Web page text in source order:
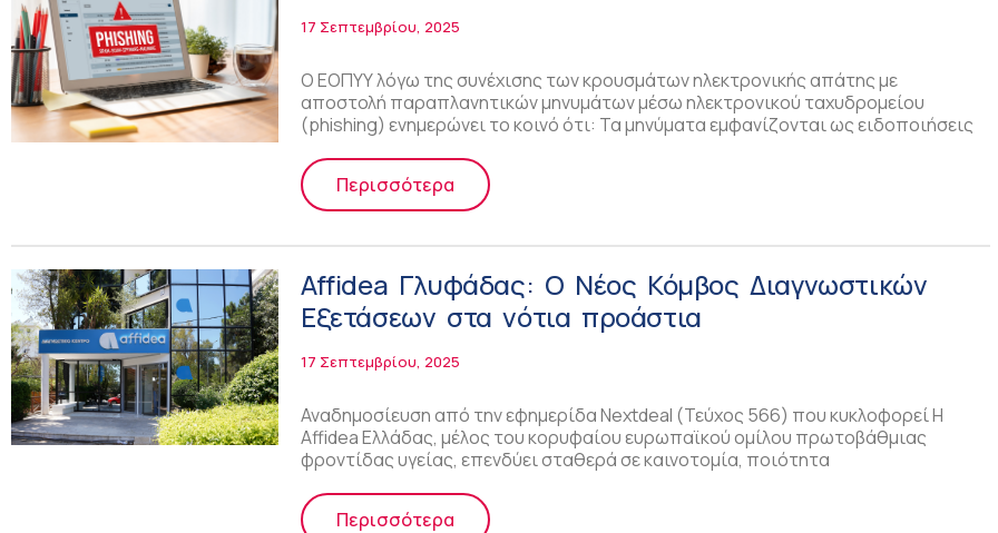
17 Σεπτεμβρίου, 2025
Ο ΕΟΠΥΥ λόγω της συνέχισης των κρουσμάτων ηλεκτρονικής απάτης με
αποστολή παραπλανητικών μηνυμάτων μέσω ηλεκτρονικού ταχυδρομείου
(phishing) ενημερώνει το κοινό ότι: Τα μηνύματα εμφανίζονται ως ειδοποιήσεις
Περισσότερα
Affidea Γλυφάδας: Ο Νέος Κόμβος Διαγνωστικών
Εξετάσεων στα νότια προάστια
17 Σεπτεμβρίου, 2025
Αναδημοσίευση από την εφημερίδα Nextdeal (Τεύχος 566) που κυκλοφορεί Η
Affidea Ελλάδας, μέλος του κορυφαίου ευρωπαϊκού ομίλου πρωτοβάθμιας
φροντίδας υγείας, επενδύει σταθερά σε καινοτομία, ποιότητα
Περισσότερα